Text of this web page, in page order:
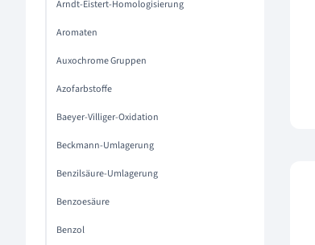
Arndt-Eistert-Homologisierung
Aromaten
Auxochrome Gruppen
Azofarbstoffe
Baeyer-Villiger-Oxidation
Beckmann-Umlagerung
Benzilsäure-Umlagerung
Benzoesäure
Benzol